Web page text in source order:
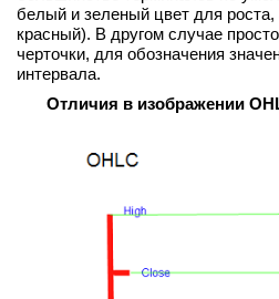
белый и зеленый цвет для
красный). В другом случае
черточки, для обозначения
интервала.
Отличия в изображении